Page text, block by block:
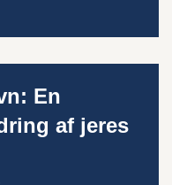
En
af jeres